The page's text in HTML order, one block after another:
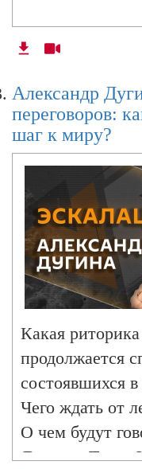
Александр
переговоров:
шаг к миру?
Какая
продолжается
состоявшихся
Чего ждать от
О чем будут
Дональд